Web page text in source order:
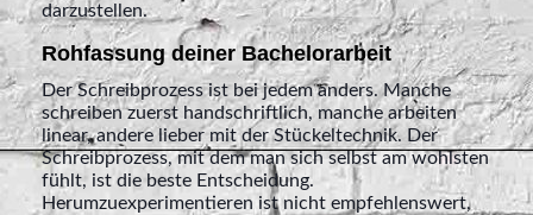
darzustellen.
Rohfassung deiner Bachelorarbeit
Der Schreibprozess ist bei jedem anders. Manche
schreiben zuerst handschriftlich, manche arbeiten
linear, andere lieber mit der Stückeltechnik. Der
Schreibprozess, mit dem man sich selbst am wohlsten
fühlt, ist die beste Entscheidung.
Herumzuexperimentieren ist nicht empfehlenswert,